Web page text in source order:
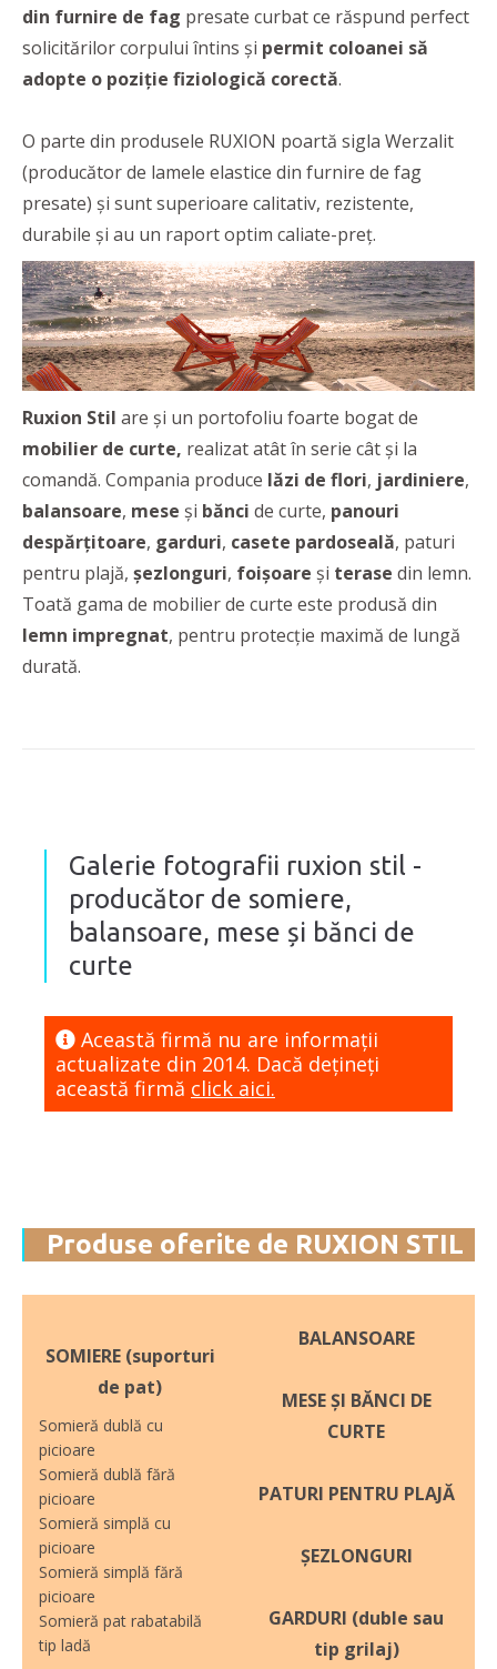
din furnire de fag presate curbat ce răspund perfect
solicitărilor corpului întins și permit coloanei să
adopte o poziție fiziologică corectă.
O parte din produsele RUXION poartă sigla Werzalit
(producător de lamele elastice din furnire de fag
presate) și sunt superioare calitativ, rezistente,
durabile și au un raport optim caliate-preț.
Ruxion Stil are și un portofoliu foarte bogat de
mobilier de curte, realizat atât în serie cât și la
comandă. Compania produce lăzi de flori, jardiniere,
balansoare, mese și bănci de curte, panouri
despărțitoare, garduri, casete pardoseală, paturi
pentru plajă, șezlonguri, foișoare și terase din lemn.
Toată gama de mobilier de curte este produsă din
lemn impregnat, pentru protecție maximă de lungă
durată.
Galerie fotografii ruxion stil -
producător de somiere,
balansoare, mese și bănci de
curte
Această firmă nu are informaţii
actualizate din 2014. Dacă dețineți
această firmă click aici.
Produse oferite de RUXION STIL
SOMIERE (suporturi
de pat)
Somieră dublă cu
picioare
Somieră dublă fără
picioare
Somieră simplă cu
picioare
Somieră simplă fără
picioare
Somieră pat rabatabilă
tip ladă
BALANSOARE
MESE ȘI BĂNCI DE
CURTE
PATURI PENTRU PLAJĂ
ȘEZLONGURI
GARDURI (duble sau
tip grilaj)